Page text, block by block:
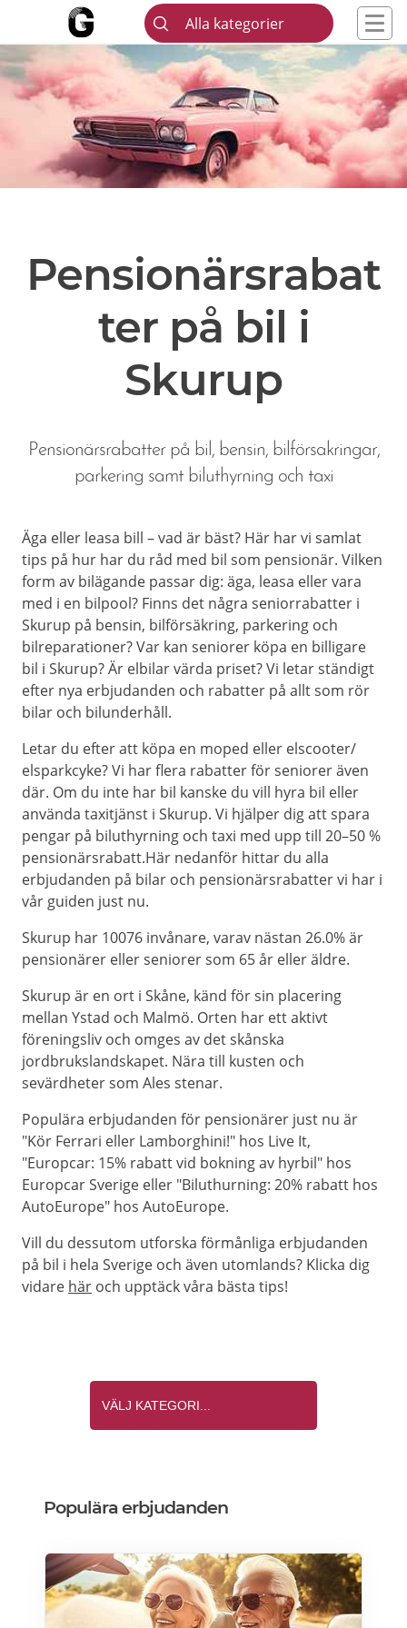
Alla kategorier
Pensionärsrabat
ter på bil i
Skurup
Pensionärsrabatter på bil, bensin, bilförsakringar,
parkering samt biluthyrning och taxi
Äga eller leasa bill – vad är bäst? Här har vi samlat
tips på hur har du råd med bil som pensionär. Vilken
form av bilägande passar dig: äga, leasa eller vara
med i en bilpool? Finns det några seniorrabatter i
Skurup på bensin, bilförsäkring, parkering och
bilreparationer? Var kan seniorer köpa en billigare
bil i Skurup? Är elbilar värda priset? Vi letar ständigt
efter nya erbjudanden och rabatter på allt som rör
bilar och bilunderhåll.
Letar du efter att köpa en moped eller elscooter/
elsparkcyke? Vi har flera rabatter för seniorer även
där. Om du inte har bil kanske du vill hyra bil eller
använda taxitjänst i Skurup. Vi hjälper dig att spara
pengar på biluthyrning och taxi med upp till 20–50 %
pensionärsrabatt.Här nedanför hittar du alla
erbjudanden på bilar och pensionärsrabatter vi har i
vår guiden just nu.
Skurup har 10076 invånare, varav nästan 26.0% är
pensionärer eller seniorer som 65 år eller äldre.
Skurup är en ort i Skåne, känd för sin placering
mellan Ystad och Malmö. Orten har ett aktivt
föreningsliv och omges av det skånska
jordbrukslandskapet. Nära till kusten och
sevärdheter som Ales stenar.
Populära erbjudanden för pensionärer just nu är
"Kör Ferrari eller Lamborghini!" hos Live It,
"Europcar: 15% rabatt vid bokning av hyrbil" hos
Europcar Sverige eller "Biluthurning: 20% rabatt hos
AutoEurope" hos AutoEurope.
Vill du dessutom utforska förmånliga erbjudanden
på bil i hela Sverige och även utomlands? Klicka dig
vidare här och upptäck våra bästa tips!
Populära erbjudanden